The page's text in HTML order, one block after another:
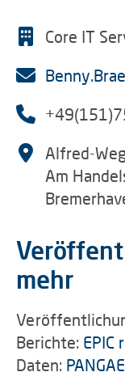
Core IT
Alfred-
Am
mehr
Berichte: EPIC
Daten: